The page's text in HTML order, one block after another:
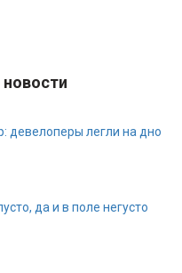
девелоперы легли на дно
да и в поле негусто